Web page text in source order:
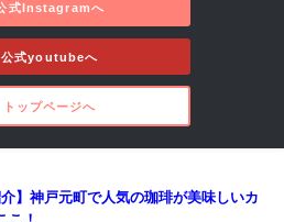
式Instagramへ
公式youtubeへ
トップページへ
介】神戸元町で人気の珈琲が美味しいカ